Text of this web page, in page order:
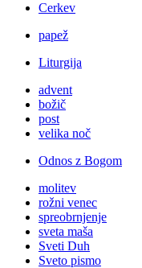
Cerkev
papež
Liturgija
advent
božič
post
velika noč
Odnos z Bogom
molitev
rožni venec
spreobrnjenje
sveta maša
Sveti Duh
Sveto pismo